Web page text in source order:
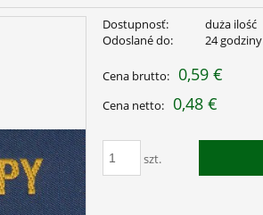
Dostupnosť:
duża ilość
Odoslané do:
24 godziny
Cena brutto: 0,59 €
Cena netto: 0,48 €
szt.